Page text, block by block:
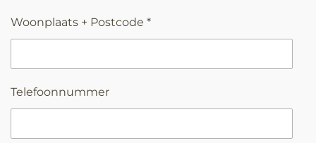
Woonplaats + Postcode *
Telefoonnummer